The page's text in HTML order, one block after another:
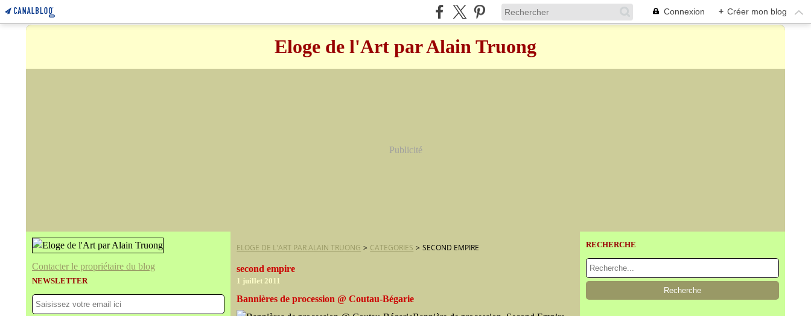
Connexion + Créer mon blog
Eloge de l'Art par Alain Truong
Publicité
Contacter le propriétaire du blog
NEWSLETTER
ELOGE DE L'ART PAR ALAIN TRUONG > CATEGORIES > SECOND EMPIRE
second empire
1 juillet 2011
Bannières de procession @ Coutau-Bégarie
RECHERCHE